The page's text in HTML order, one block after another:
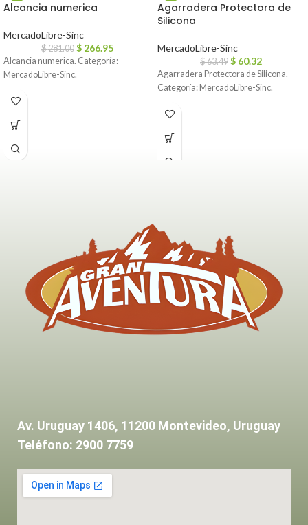
Alcancia numerica
MercadoLibre-Sinc
$281.00 $ 266.95
Alcancia numerica. Categoría:
MercadoLibre-Sinc.
Agarradera Protectora de
Silicona
MercadoLibre-Sinc
$63.49 $ 60.32
Agarradera Protectora de Silicona.
Categoría: MercadoLibre-Sinc.
Av. Uruguay 1406, 11200 Montevideo, Uruguay
Teléfono: 2900 7759